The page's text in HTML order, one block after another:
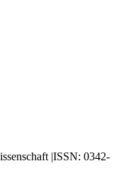
|ISSN: 0342-